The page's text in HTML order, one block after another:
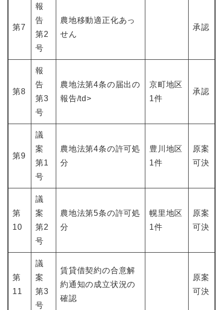
第7
報
告
第2
号
農地移動適正化あっ
せん
承認
第8
報
告
第3
号
農地法第4条の届出の
報告/td>
京町地区
1件
承認
第9
議
案
第1
号
農地法第4条の許可処
分
豊川地区
1件
原案
可決
第
10
議
案
第2
号
農地法第5条の許可処
分
幌里地区
1件
原案
可決
第
11
議
案
第3
号
賃貸借契約の合意解
約通知の成立状況の
確認
原案
可決